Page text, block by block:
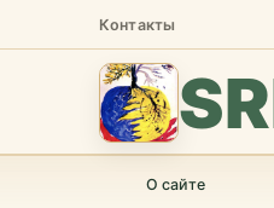
Контакты
О сайте